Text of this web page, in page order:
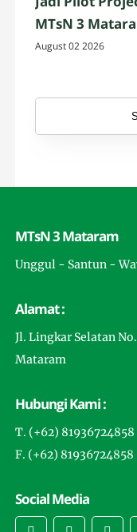
MTsN 3
Workshop
August 02 2026
MTsN 3 Mataram
Unggul - Santun -
Alamat :
Jl. Lingkar Selatan
Mataram
Hubungi Kami :
T. (+62)
F. (+62)
Social Media